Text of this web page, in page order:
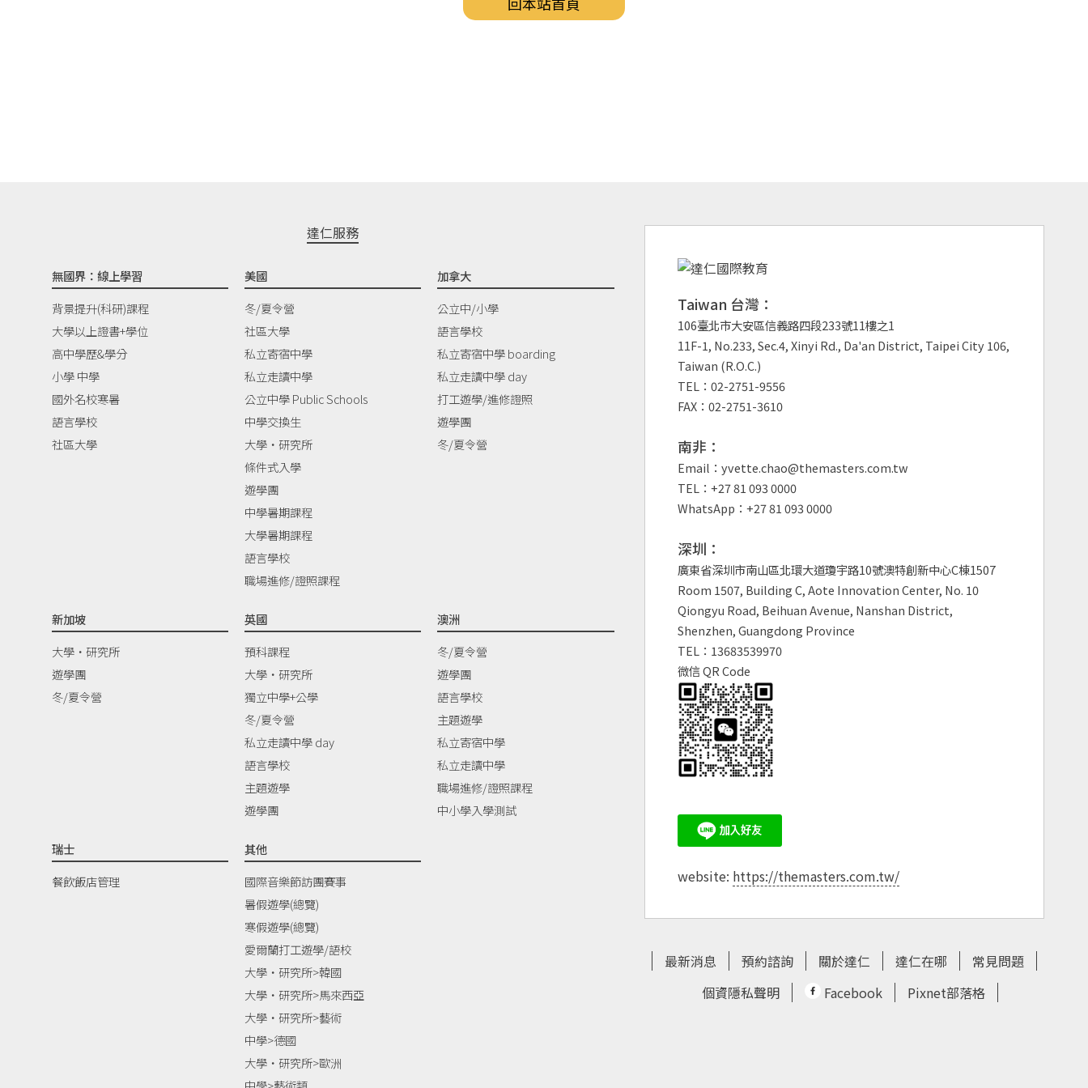
達仁服務
無國界：線上學習
背景提升(科研)課程
大學以上證書+學位
高中學歷&學分
小學 中學
國外名校寒暑
語言學校
社區大學
美國
冬/夏令營
社區大學
私立寄宿中學
私立走讀中學
公立中學 Public Schools
中學交換生
大學‧研究所
條件式入學
遊學團
中學暑期課程
大學暑期課程
語言學校
職場進修/證照課程
加拿大
公立中/小學
語言學校
私立寄宿中學 boarding
私立走讀中學 day
打工遊學/進修證照
遊學團
冬/夏令營
新加坡
大學‧研究所
遊學團
冬/夏令營
英國
預科課程
大學‧研究所
獨立中學+公學
冬/夏令營
私立走讀中學 day
語言學校
主題遊學
遊學團
澳洲
冬/夏令營
遊學團
語言學校
主題遊學
私立寄宿中學
私立走讀中學
職場進修/證照課程
中小學入學測試
瑞士
餐飲飯店管理
其他
國際音樂節訪團賽事
暑假遊學(總覽)
寒假遊學(總覽)
愛爾蘭打工遊學/語校
大學‧研究所>韓國
大學‧研究所>馬來西亞
大學‧研究所>藝術
中學>德國
大學‧研究所>歐洲
Taiwan 台灣：
106臺北市大安區信義路四段233號11樓之1
11F-1, No.233, Sec.4, Xinyi Rd., Da'an District, Taipei City 106,
Taiwan (R.O.C.)
TEL：02-2751-9556
FAX：02-2751-3610
南非：
Email：yvette.chao@themasters.com.tw
TEL：+27 81 093 0000
WhatsApp：+27 81 093 0000
深圳：
廣東省深圳市南山區北環大道瓊宇路10號澳特創新中心C棟1507
Room 1507, Building C, Aote Innovation Center, No. 10
Qiongyu Road, Beihuan Avenue, Nanshan District,
Shenzhen, Guangdong Province
TEL：13683539970
微信 QR Code
website: https://themasters.com.tw/
最新消息 預約諮詢 關於達仁 達仁在哪
常見問題
個資隱私聲明
Facebook Pixnet部落格